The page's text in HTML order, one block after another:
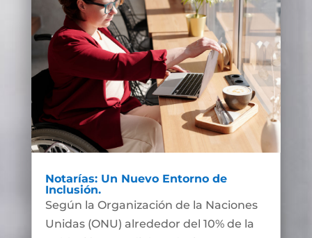
Notarías: Un Nuevo Entorno de
Inclusión.
Según la Organización de la Naciones
Unidas (ONU) alrededor del 10% de la